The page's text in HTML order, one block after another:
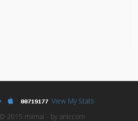
View My Stats
2015 miimai - by aniccom